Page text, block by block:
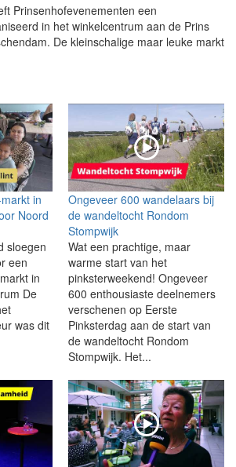
Prinsenhofevenementen een
in het winkelcentrum aan de Prins
De kleinschalige maar leuke markt
in
Noord
sloegen
een
in
De
was dit
Ongeveer 600 wandelaars bij
de wandeltocht Rondom
Stompwijk
Wat een prachtige, maar
warme start van het
pinksterweekend! Ongeveer
600 enthousiaste deelnemers
verschenen op Eerste
Pinksterdag aan de start van
de wandeltocht Rondom
Stompwijk. Het...